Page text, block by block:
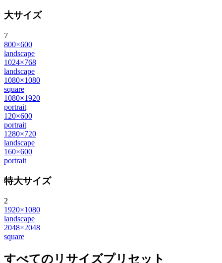
大サイズ
7
800×600
landscape
1024×768
landscape
1080×1080
square
1080×1920
portrait
120×600
portrait
1280×720
landscape
160×600
portrait
特大サイズ
2
1920×1080
landscape
2048×2048
square
すべてのリサイズプリセット